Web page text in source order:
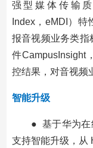
强型媒体传输质
Index，eMDI）
报音视频业务类指
件CampusInsight
控结果，对音视频
智能升级
● 基于华为在
支持智能升级，从